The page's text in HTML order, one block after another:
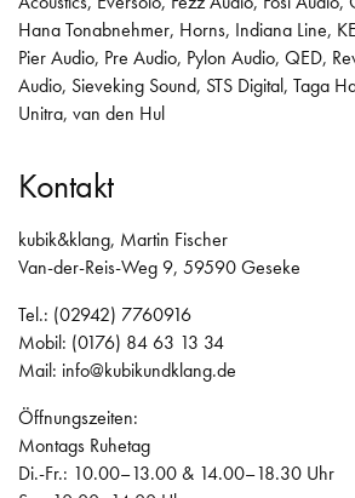
Hana Tonabnehmer, Horns, Indiana Line,
Pier Audio, Pre Audio, Pylon Audio, QED,
Audio, Sieveking Sound, STS Digital, Taga
Unitra, van den Hul
Kontakt
kubik&klang, Martin Fischer
Van-der-Reis-Weg 9, 59590 Geseke
Tel.: (02942) 7760916
Mobil: (0176) 84 63 13 34
Mail: info@kubikundklang.de
Öffnungszeiten:
Montags Ruhetag
Di.-Fr.: 10.00–13.00 & 14.00–18.30 Uhr